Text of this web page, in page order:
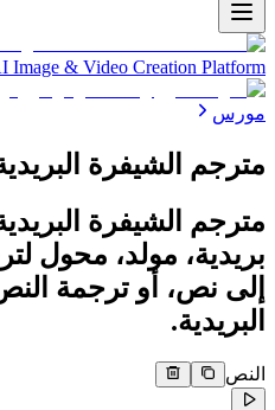
Image & Video Creation Platform
مورس
مترجم الشيفرة
مترجم الشيفرة
بريدية، مولد، محول
إلى نص، أو ترجمة
البريدية.
النص